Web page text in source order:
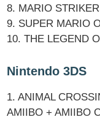
8. MARIO
9. SUPER MARIO
10. THE LEGEND
Nintendo 3DS
1. ANIMAL
AMIIBO + AMIIBO